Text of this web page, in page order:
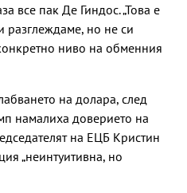
все пак Де Гиндос. „Това е
но не си
ниво на обменния
на долара, след
намалиха доверието на
на ЕЦБ Кристин
„неинтуитивна, но